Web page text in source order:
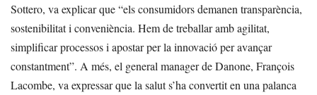
Sottero, va explicar que “els consumidors demanen transparència,
sostenibilitat i conveniència. Hem de treballar amb agilitat,
simplificar processos i apostar per la innovació per avançar
constantment”. A més, el general manager de Danone, François
Lacombe, va expressar que la salut s’ha convertit en una palanca